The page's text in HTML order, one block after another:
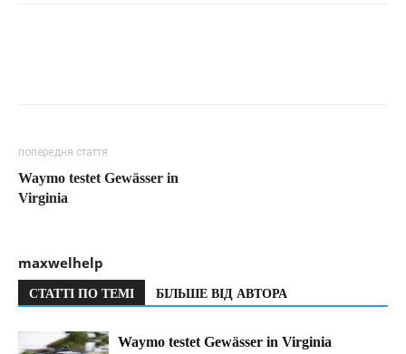
попередня стаття
Waymo testet Gewässer in
Virginia
maxwelhelp
СТАТТІ ПО ТЕМІ БІЛЬШЕ ВІД АВТОРА
Waymo testet Gewässer in Virginia